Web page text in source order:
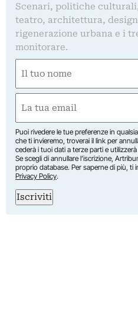
Scenari, politiche
teatro, architettura,
rigenerazione urbana e i
monitorare.
(Obbligatorio)
Nome
(Obbligatorio)
Puoi rivedere le tue preferenze in
che ti invieremo, troverai il link per
cederà i tuoi dati a terze parti e
Se scegli di annullare l’iscrizione,
proprio database. Per saperne di più, ti
Privacy Policy.
Iscriviti